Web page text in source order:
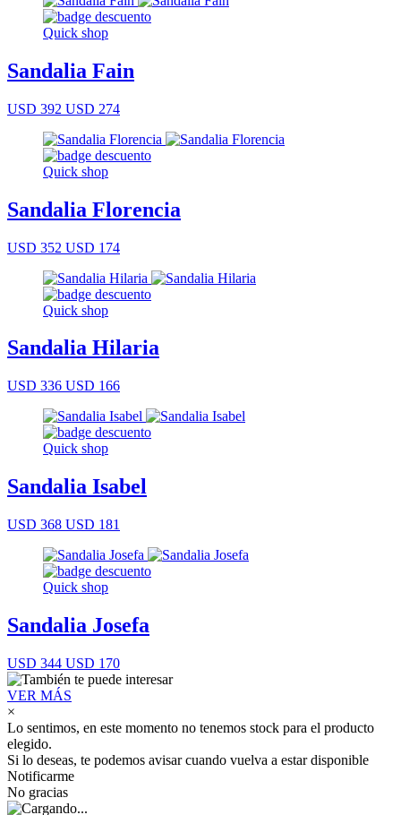
Quick shop
Sandalia Fain
USD 392 USD 274
Quick shop
Sandalia Florencia
USD 352 USD 174
Quick shop
Sandalia Hilaria
USD 336 USD 166
Quick shop
Sandalia Isabel
USD 368 USD 181
Quick shop
Sandalia Josefa
USD 344 USD 170
VER MÁS
×
Lo sentimos, en este momento no tenemos stock para el producto
elegido.
Si lo deseas, te podemos avisar cuando vuelva a estar disponible
Notificarme
No gracias